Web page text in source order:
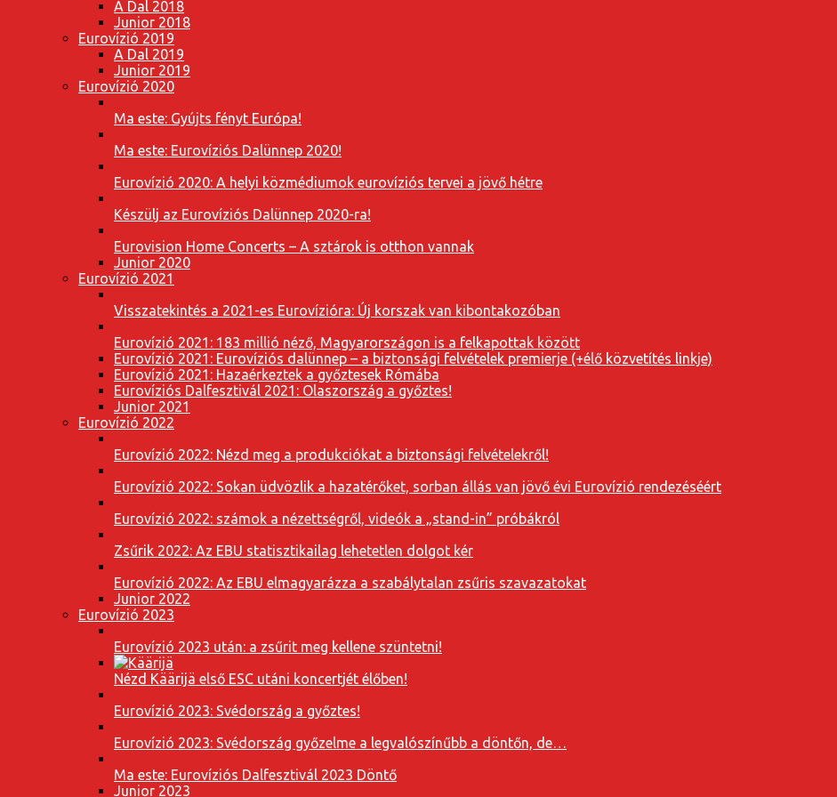
A Dal 2018
Junior 2018
Eurovízió 2019
A Dal 2019
Junior 2019
Eurovízió 2020
Ma este: Gyújts fényt Európa!
Ma este: Eurovíziós Dalünnep 2020!
Eurovízió 2020: A helyi közmédiumok eurovíziós tervei a jövő hétre
Készülj az Eurovíziós Dalünnep 2020-ra!
Eurovision Home Concerts – A sztárok is otthon vannak
Junior 2020
Eurovízió 2021
Visszatekintés a 2021-es Eurovízióra: Új korszak van kibontakozóban
Eurovízió 2021: 183 millió néző, Magyarországon is a felkapottak között
Eurovízió 2021: Eurovíziós dalünnep – a biztonsági felvételek premierje (+élő közvetítés linkje)
Eurovízió 2021: Hazaérkeztek a győztesek Rómába
Eurovíziós Dalfesztivál 2021: Olaszország a győztes!
Junior 2021
Eurovízió 2022
Eurovízió 2022: Nézd meg a produkciókat a biztonsági felvételekről!
Eurovízió 2022: Sokan üdvözlik a hazatérőket, sorban állás van jövő évi Eurovízió rendezéséért
Eurovízió 2022: számok a nézettségről, videók a „stand-in” próbákról
Zsűrik 2022: Az EBU statisztikailag lehetetlen dolgot kér
Eurovízió 2022: Az EBU elmagyarázza a szabálytalan zsűris szavazatokat
Junior 2022
Eurovízió 2023
Eurovízió 2023 után: a zsűrit meg kellene szüntetni!
Nézd Käärijä első ESC utáni koncertjét élőben!
Eurovízió 2023: Svédország a győztes!
Eurovízió 2023: Svédország győzelme a legvalószínűbb a döntőn, de…
Ma este: Eurovíziós Dalfesztivál 2023 Döntő
Junior 2023